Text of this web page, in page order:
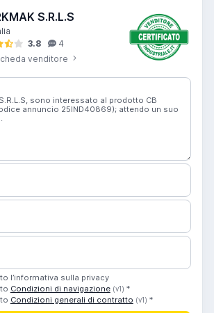
S.R.L.S
3.8
4
venditore
l’informativa sulla privacy
Condizioni di navigazione (v1) *
Condizioni generali di contratto (v1) *